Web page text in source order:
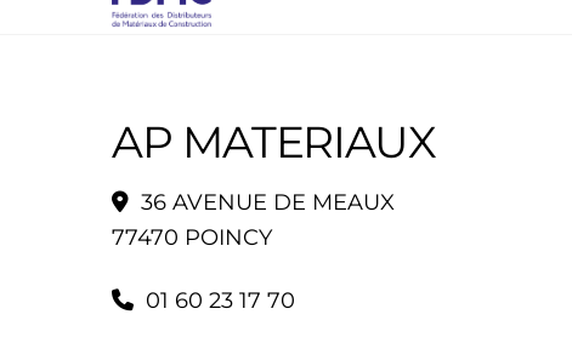
AP MATERIAUX
36 AVENUE DE MEAUX
77470 POINCY
01 60 23 17 70